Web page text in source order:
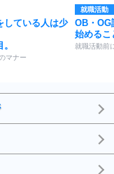
している人は少
マナー
就職活動
OB・OG
始めるこ
就職活動前